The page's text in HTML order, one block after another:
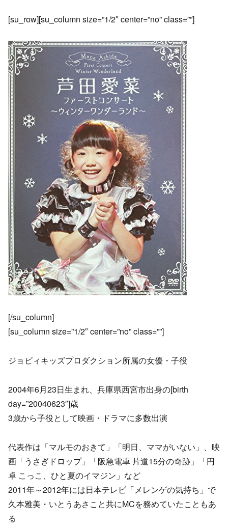
[su_row][su_column size=”1/2″ center=”no” class=””]
[/su_column]
[su_column size=”1/2″ center=”no” class=””]
ジョビィキッズプロダクション所属の女優・子役
2004年6月23日生まれ、兵庫県西宮市出身の[birth
day=”20040623″]歳
3歳から子役として映画・ドラマに多数出演
代表作は「マルモのおきて」「明日、ママがいない」、映
画「うさぎドロップ」「阪急電車 片道15分の奇跡」「円
卓 こっこ、ひと夏のイマジン」など
2011年～2012年には日本テレビ「メレンゲの気持ち」で
久本雅美・いとうあさこと共にMCを務めていたこともあ
る